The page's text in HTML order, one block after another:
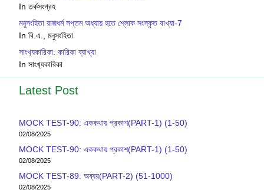
In তর্কসংগ্রহ
মনুসংহিতা রাজধর্ম সপ্তম অধ্যায় হতে শ্লোক সংস্কৃত বাখ্যা-7
In বি.এ., মনুসংহিতা
সাংখ‍্যকারিকা: কারিকা ব্যাখ্যা
In সাংখ‍্যকারিকা
Latest Post
MOCK TEST-90: এককথায় প্রকাশ(PART-1) (1-50)
02/08/2025
MOCK TEST-90: এককথায় প্রকাশ(PART-1) (1-50)
02/08/2025
MOCK TEST-89: অব্যয়(PART-2) (51-1000)
02/08/2025